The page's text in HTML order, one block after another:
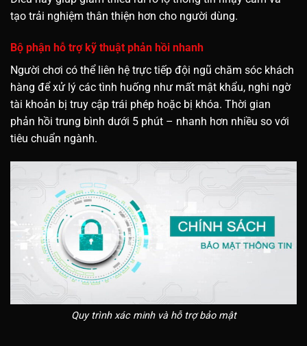
tạo trải nghiệm thân thiện hơn cho người dùng.
Bộ phận hỗ trợ kỹ thuật phản hồi nhanh
Người chơi có thể liên hệ trực tiếp đội ngũ chăm sóc khách
hàng để xử lý các tình huống như mất mật khẩu, nghi ngờ
tài khoản bị truy cập trái phép hoặc bị khóa. Thời gian
phản hồi trung bình dưới 5 phút – nhanh hơn nhiều so với
tiêu chuẩn ngành.
Quy trình xác minh và hỗ trợ bảo mật